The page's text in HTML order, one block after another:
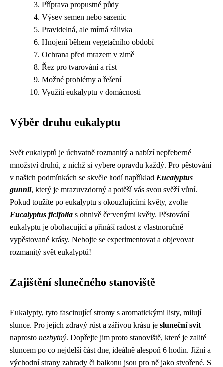
Příprava propustné půdy
Výsev semen nebo sazenic
Pravidelná, ale mírná zálivka
Hnojení během vegetačního období
Ochrana před mrazem v zimě
Řez pro tvarování a růst
Možné problémy a řešení
Využití eukalyptu v domácnosti
Výběr druhu eukalyptu
Svět eukalyptů je úchvatně rozmanitý a nabízí nepřeberné
množství druhů, z nichž si vybere opravdu každý. Pro pěstování
v našich podmínkách se skvěle hodí například Eucalyptus
gunnii, který je mrazuvzdorný a potěší vás svou svěží vůní.
Pokud toužíte po eukalyptu s okouzlujícími květy, zvolte
Eucalyptus ficifolia s ohnivě červenými květy. Pěstování
eukalyptu je obohacující a přináší radost z vlastnoručně
vypěstované krásy. Nebojte se experimentovat a objevovat
rozmanitý svět eukalyptů!
Zajištění slunečného stanoviště
Eukalypty, tyto fascinující stromy s aromatickými listy, milují
slunce. Pro jejich zdravý růst a zářivou krásu je sluneční svit
naprosto nezbytný. Dopřejte jim proto stanoviště, které je zalité
sluncem po co nejdelší část dne, ideálně alespoň 6 hodin. Jižní a
východní strany zahrady či balkonu jsou pro ně jako stvořené. S